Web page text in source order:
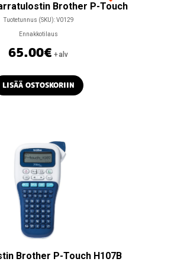
Brother P-Touch
Tuotetunnus (SKU):V0129
Ennakkotilaus
65.00€ +alv
LISÄÄ OSTOSKORIIN
Brother P-Touch H107B